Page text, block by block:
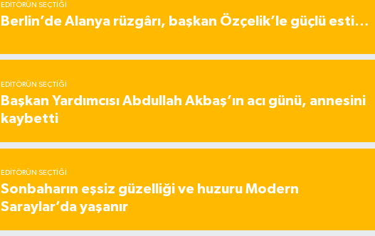
EDITÖRÜN SEÇTIĞI
Berlin’de Alanya rüzgârı, başkan Özçelik’le güçlü esti…
EDITÖRÜN SEÇTIĞI
Başkan Yardımcısı Abdullah Akbaş’ın acı günü, annesini
kaybetti
EDITÖRÜN SEÇTIĞI
Sonbaharın eşsiz güzelliği ve huzuru Modern
Saraylar’da yaşanır